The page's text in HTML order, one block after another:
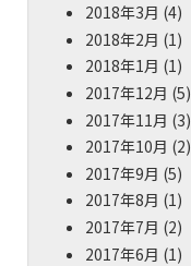
2018年3月 (4)
2018年2月 (1)
2018年1月 (1)
2017年12月 (5)
2017年11月 (3)
2017年10月 (2)
2017年9月 (5)
2017年8月 (1)
2017年7月 (2)
2017年6月 (1)